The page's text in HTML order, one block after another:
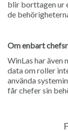
blir borttagen ur
de
Om enbart
WinLas har
data om roller
använda
får chefer sin